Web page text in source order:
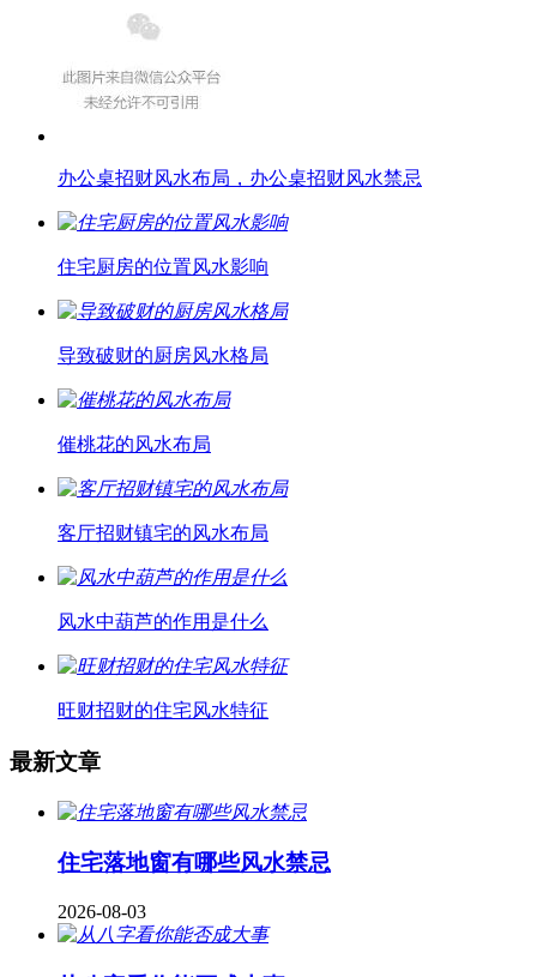
办公桌招财风水布局，办公桌招财风水禁忌
住宅厨房的位置风水影响
导致破财的厨房风水格局
催桃花的风水布局
客厅招财镇宅的风水布局
风水中葫芦的作用是什么
旺财招财的住宅风水特征
最新文章
住宅落地窗有哪些风水禁忌
2026-08-03